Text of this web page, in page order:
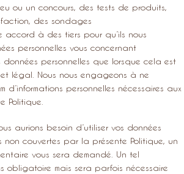
ou un concours, des tests de produits,
des sondages
accord à des tiers pour qu’ils nous
personnelles vous concernant
données personnelles que lorsque cela est
légal. Nous nous engageons à ne
d’informations personnelles nécessaires aux
Politique.
aurions besoin d’utiliser vos données
non couvertes par la présente Politique, un
vous sera demandé. Un tel
obligatoire mais sera parfois nécessaire